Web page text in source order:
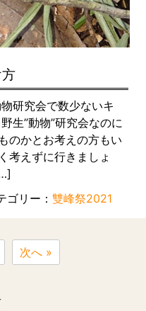
研究会で数少ないキ
生”動物”研究会なのに
のかとお考えの方もい
考えずに行きましょ
ゴリー： 雙峰祭2021
次へ »